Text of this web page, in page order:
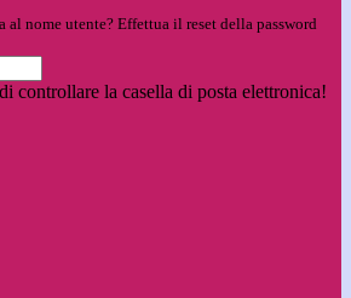
al nome utente? Effettua il reset della password
controllare la casella di posta elettronica!